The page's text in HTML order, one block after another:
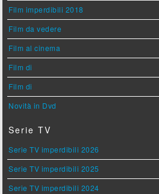
Film imperdibili 2018
Film da vedere
Film al cinema
Film di
Film di
Novità in Dvd
Serie TV
Serie TV imperdibili 2026
Serie TV imperdibili 2025
Serie TV imperdibili 2024